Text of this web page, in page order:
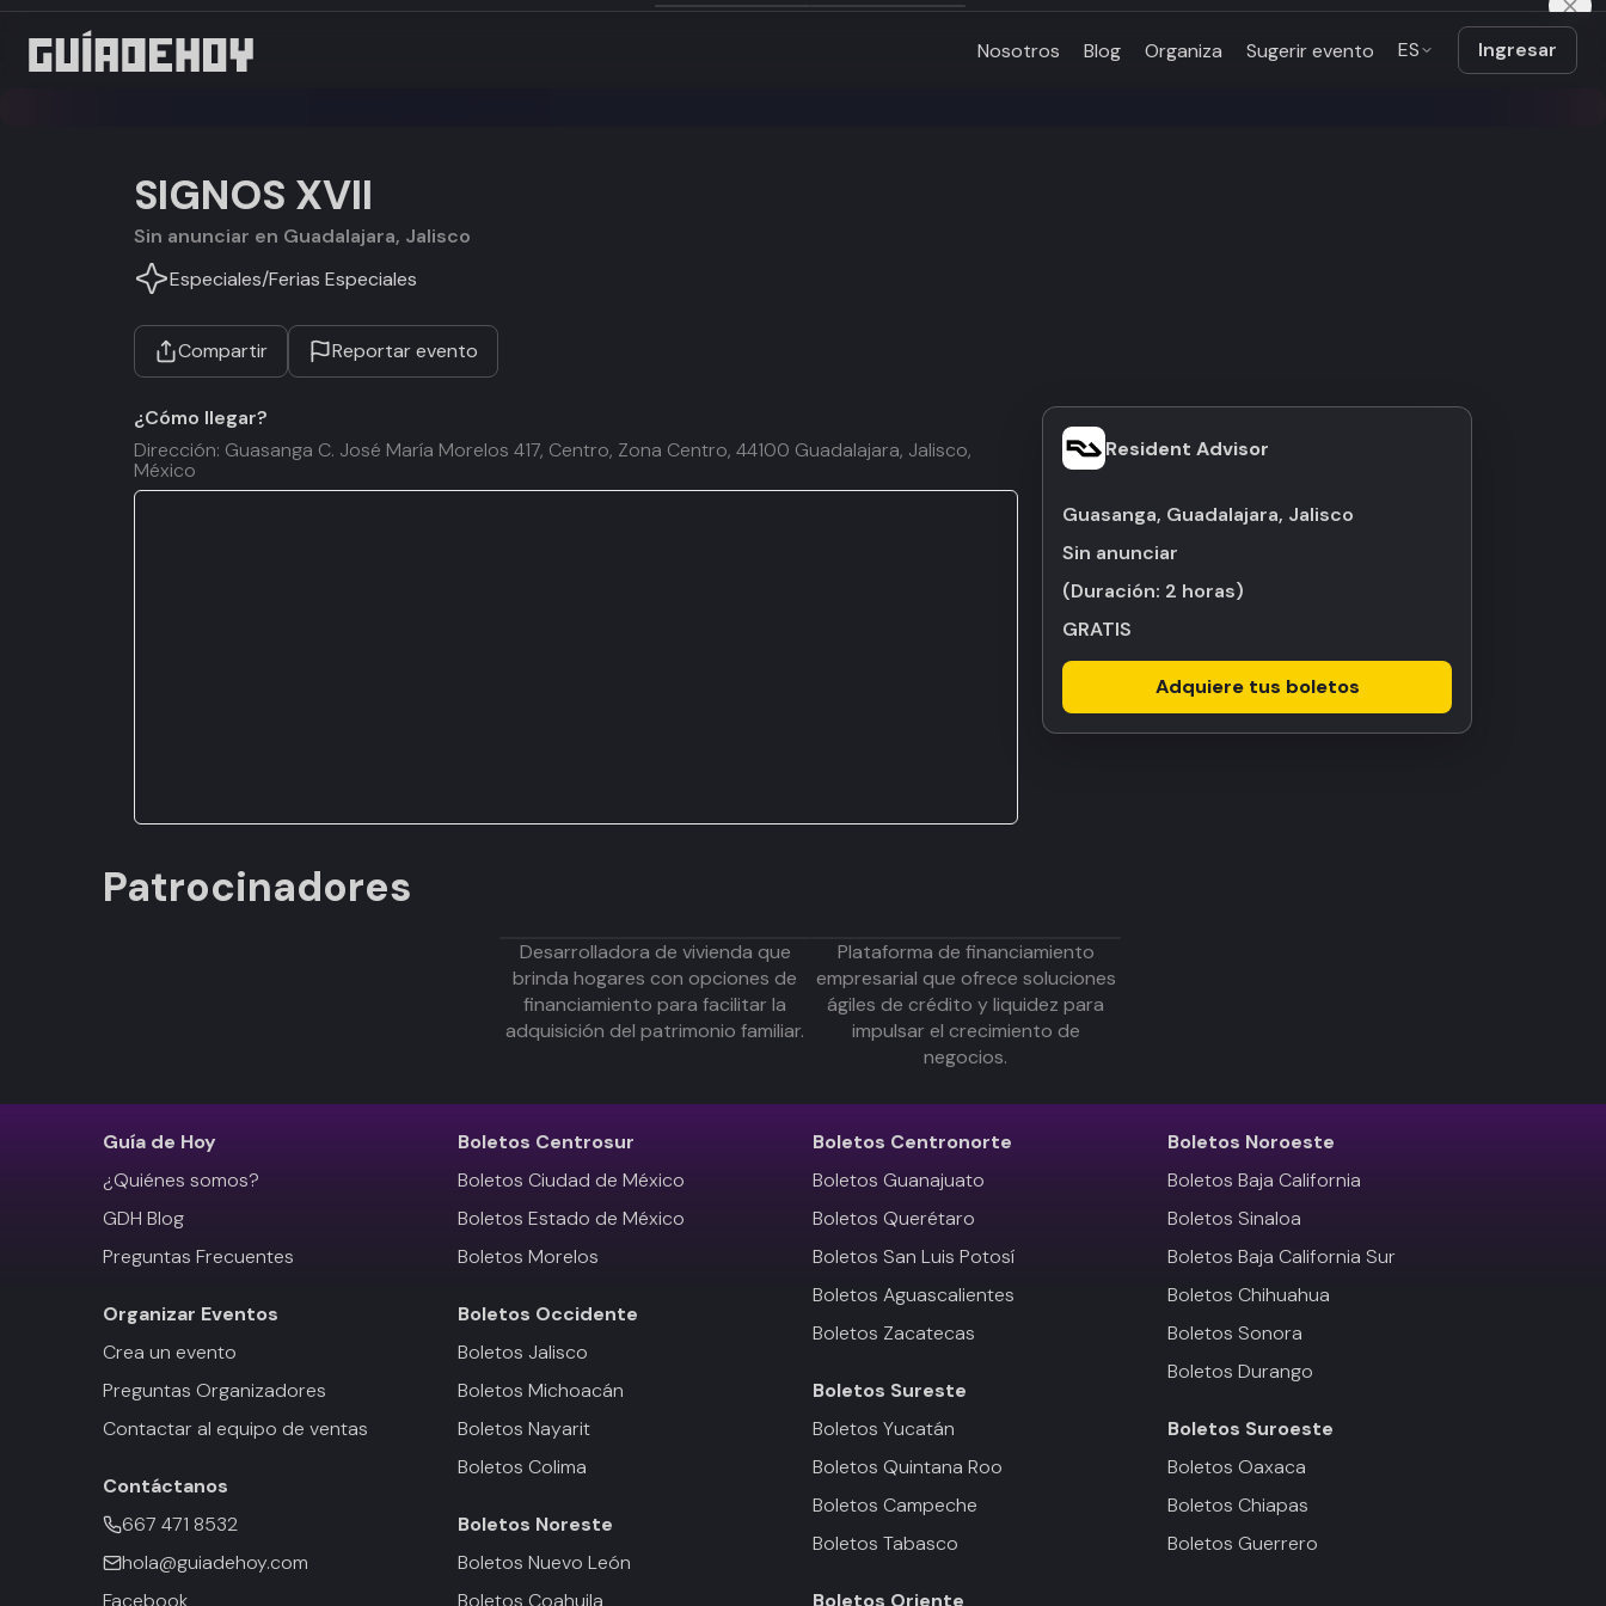
Nosotros Blog Organiza Sugerir evento ES Ingresar
SIGNOS XVII
Sin anunciar en Guadalajara, Jalisco
Especiales/Ferias Especiales
Compartir Reportar evento
Resident Advisor
Guasanga, Guadalajara, Jalisco
Sin anunciar
(Duración: 2 horas)
GRATIS
Adquiere tus boletos
¿Cómo llegar?
Dirección: Guasanga C. José María Morelos 417, Centro, Zona Centro, 44100 Guadalajara, Jalisco,
México
Patrocinadores
Desarrolladora de vivienda que
brinda hogares con opciones de
financiamiento para facilitar la
adquisición del patrimonio familiar.
Plataforma de financiamiento
empresarial que ofrece soluciones
ágiles de crédito y liquidez para
impulsar el crecimiento de
negocios.
Guía de Hoy
¿Quiénes somos?
GDH Blog
Preguntas Frecuentes
Organizar Eventos
Crea un evento
Preguntas Organizadores
Contactar al equipo de ventas
Contáctanos
667 471 8532
hola@guiadehoy.com
Facebook
Boletos Centrosur
Boletos Ciudad de México
Boletos Estado de México
Boletos Morelos
Boletos Occidente
Boletos Jalisco
Boletos Michoacán
Boletos Nayarit
Boletos Colima
Boletos Noreste
Boletos Nuevo León
Boletos Coahuila
Boletos Centronorte
Boletos Guanajuato
Boletos Querétaro
Boletos San Luis Potosí
Boletos Aguascalientes
Boletos Zacatecas
Boletos Sureste
Boletos Yucatán
Boletos Quintana Roo
Boletos Campeche
Boletos Tabasco
Boletos Oriente
Boletos Noroeste
Boletos Baja California
Boletos Sinaloa
Boletos Baja California Sur
Boletos Chihuahua
Boletos Sonora
Boletos Durango
Boletos Suroeste
Boletos Oaxaca
Boletos Chiapas
Boletos Guerrero